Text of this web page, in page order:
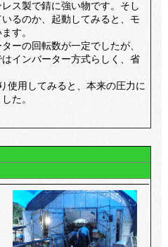
ス製で錆に強い物です。そし
るのか、起動してみると、モ
す。
ーの回転数が一定でしたが、
インバーター方式らしく、省
使用してみると、本来の圧力に
た。